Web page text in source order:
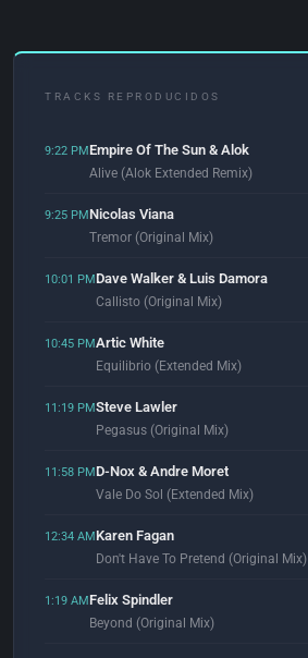
TRACKS REPRODUCIDOS
9:22 PMEmpire Of The Sun & Alok
Alive (Alok Extended Remix)
9:25 PMNicolas Viana
Tremor (Original Mix)
10:01 PMDave Walker & Luis Damora
Callisto (Original Mix)
10:45 PMArtic White
Equilibrio (Extended Mix)
11:19 PMSteve Lawler
Pegasus (Original Mix)
11:58 PMD-Nox & Andre Moret
Vale Do Sol (Extended Mix)
12:34 AMKaren Fagan
Don't Have To Pretend (Original Mix)
1:19 AMFelix Spindler
Beyond (Original Mix)